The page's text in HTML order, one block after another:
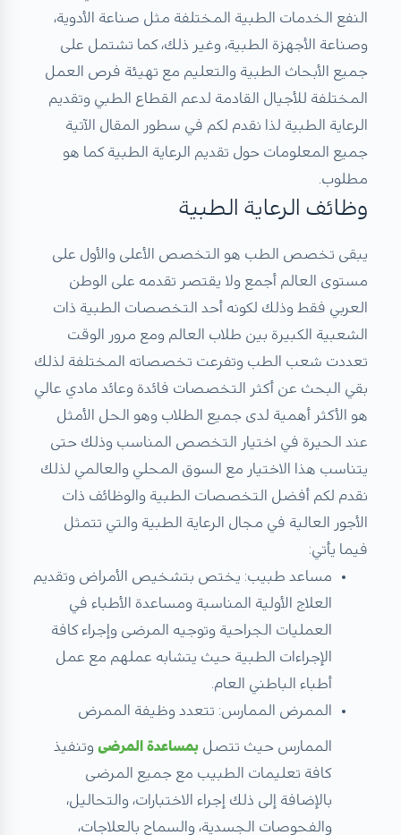
النفع الخدمات الطبية المختلفة مثل صناعة الأدوية،
وصناعة الأجهزة الطبية، وغير ذلك، كما تشتمل على
جميع الأبحاث الطبية والتعليم مع تهيئة فرص العمل
المختلفة للأجيال القادمة لدعم القطاع الطبي وتقديم
الرعاية الطبية لذا نقدم لكم في سطور المقال الآتية
جميع المعلومات حول تقديم الرعاية الطبية كما هو
مطلوب.
وظائف الرعاية الطبية​
يبقى تخصص الطب هو التخصص الأعلى والأول على
مستوى العالم أجمع ولا يقتصر تقدمه على الوطن
العربي فقط وذلك لكونه أحد التخصصات الطبية ذات
الشعبية الكبيرة بين طلاب العالم ومع مرور الوقت
تعددت شعب الطب وتفرعت تخصصاته المختلفة لذلك
بقي البحث عن أكثر التخصصات فائدة وعائد مادي عالي
هو الأكثر أهمية لدى جميع الطلاب وهو الحل الأمثل
عند الحيرة في اختيار التخصص المناسب وذلك حتى
يتناسب هذا الاختيار مع السوق المحلي والعالمي لذلك
نقدم لكم أفضل التخصصات الطبية والوظائف ذات
الأجور العالية في مجال الرعاية الطبية والتي تتمثل
فيما يأتي:
مساعد طبيب: يختص بتشخيص الأمراض وتقديم
العلاج الأولية المناسبة ومساعدة الأطباء في
العمليات الجراحية وتوجيه المرضى وإجراء كافة
الإجراءات الطبية حيث يتشابه عملهم مع عمل
أطباء الباطني العام.
الممرض الممارس: تتعدد وظيفة الممرض
الممارس حيث تتصل بمساعدة المرضىوتنفيذ
كافة تعليمات الطبيب مع جميع المرضى
بالإضافة إلى ذلك إجراء الاختبارات، والتحاليل،
والفحوصات الجسدية، والسماح بالعلاجات،